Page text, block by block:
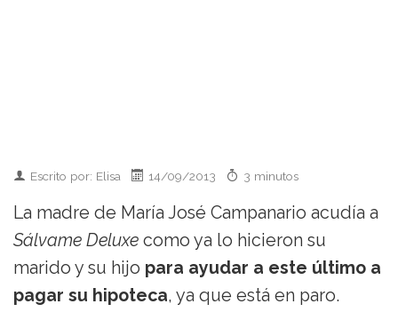
Escrito por: Elisa 14/09/2013 3 minutos
La madre de María José Campanario acudía a
Sálvame Deluxe como ya lo hicieron su
marido y su hijo para ayudar a este último a
pagar su hipoteca, ya que está en paro.